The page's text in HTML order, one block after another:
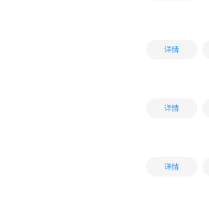
详情
详情
详情